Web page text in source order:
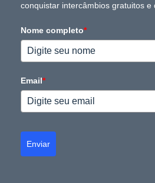
conquistar intercâmbios gratuitos e
Nome completo*
Email*
Enviar